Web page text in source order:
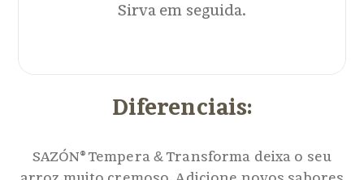
Sirva em seguida.
Diferenciais:
SAZÓN® Tempera &Transforma deixa o seu